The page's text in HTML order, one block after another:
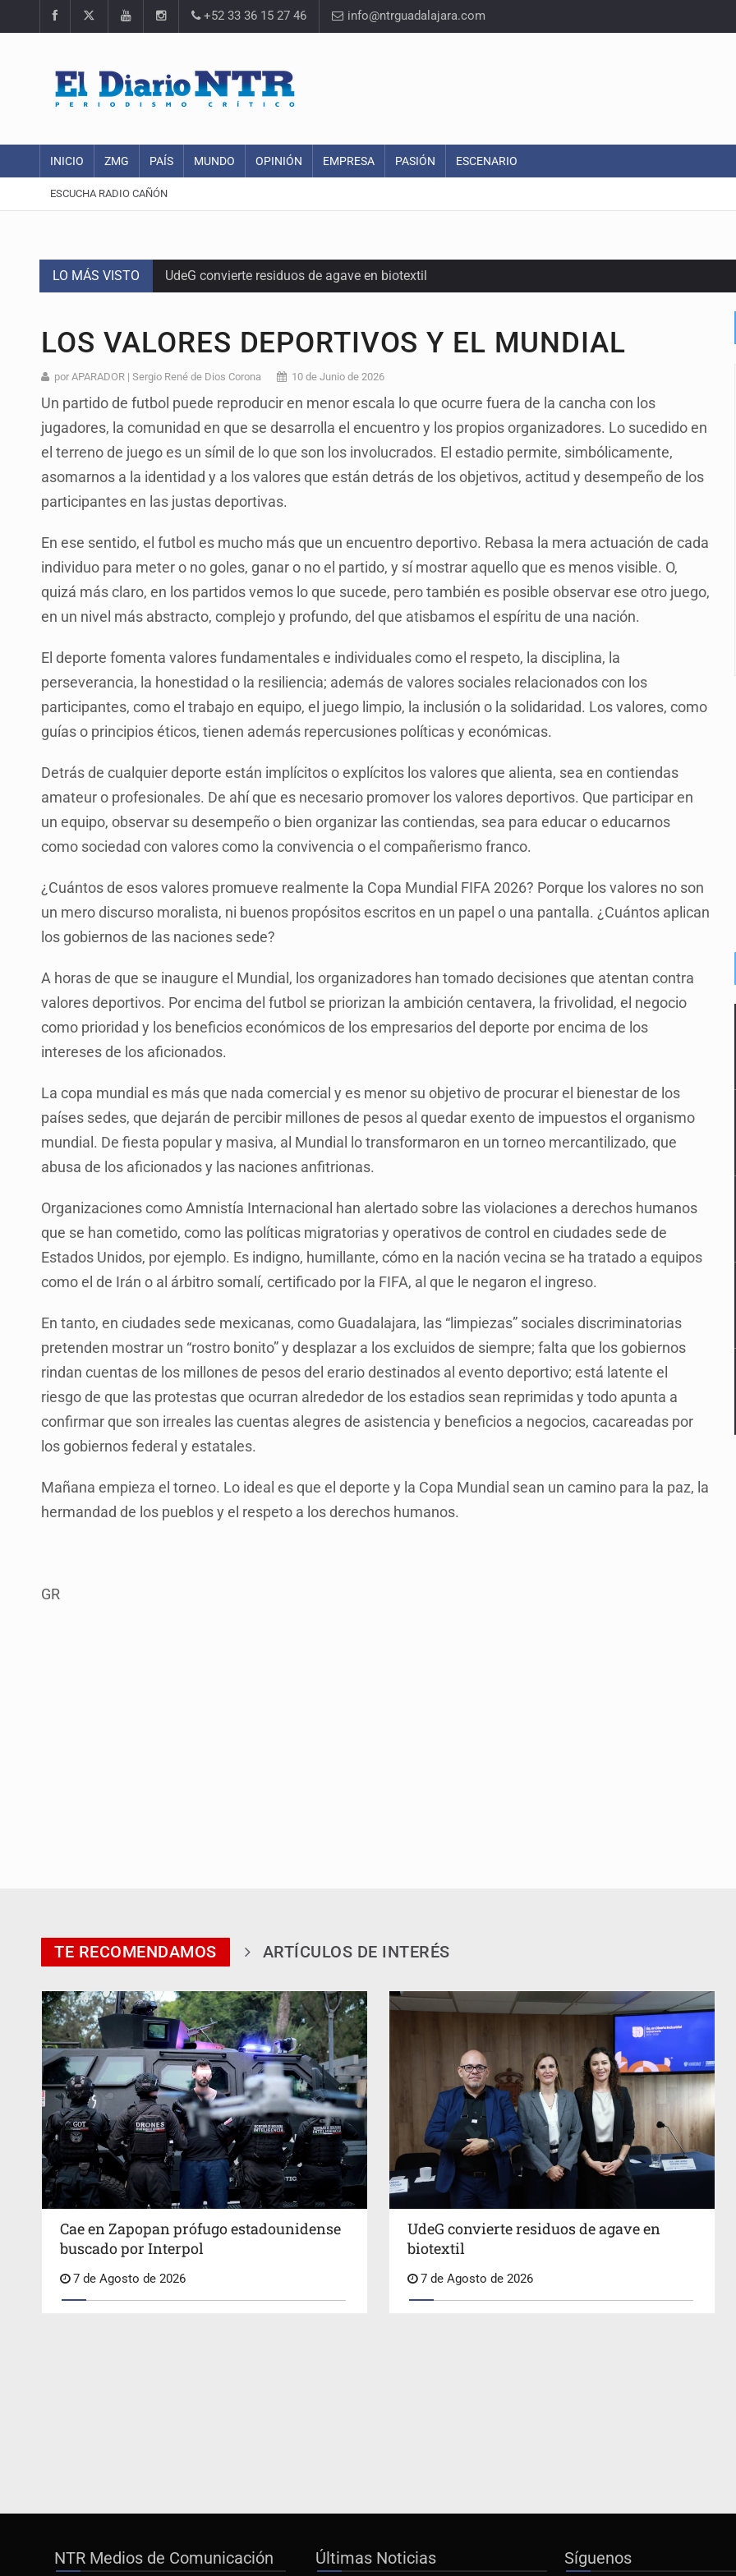
+52 33 36 15 27 46 info@ntrguadalajara.com
INICIO ZMG PAÍS MUNDO OPINIÓN EMPRESA PASIÓN ESCENARIO
ESCUCHA RADIO CAÑÓN
LO MÁS VISTO UdeG convierte residuos de agave en biotextil
Se recuperan ya de ciclosporiasis
SCJN ordena al Congreso de Jalisco eliminar la adopción simple
Fiscalía exhuma 126 cuerpos de 32 fosas
Al archivo la mitad de quejas contra el Siapa
Ya hay solicitud de audiencia de imputación en caso Eli Castro
Vecinos acusan retiro de árboles; Ijalvi niega tala
Buscan mantener tradiciones con Feria Corazón de Artesano
Cae en Zapopan prófugo estadounidense buscado por Interpol
LOS VALORES DEPORTIVOS Y EL MUNDIAL
por APARADOR | Sergio René de Dios Corona 10 de Junio de 2026
Un partido de futbol puede reproducir en menor escala lo que ocurre fuera de la cancha con los
jugadores, la comunidad en que se desarrolla el encuentro y los propios organizadores. Lo sucedido en
el terreno de juego es un símil de lo que son los involucrados. El estadio permite, simbólicamente,
asomarnos a la identidad y a los valores que están detrás de los objetivos, actitud y desempeño de los
participantes en las justas deportivas.
En ese sentido, el futbol es mucho más que un encuentro deportivo. Rebasa la mera actuación de cada
individuo para meter o no goles, ganar o no el partido, y sí mostrar aquello que es menos visible. O,
quizá más claro, en los partidos vemos lo que sucede, pero también es posible observar ese otro juego,
en un nivel más abstracto, complejo y profundo, del que atisbamos el espíritu de una nación.
El deporte fomenta valores fundamentales e individuales como el respeto, la disciplina, la
perseverancia, la honestidad o la resiliencia; además de valores sociales relacionados con los
participantes, como el trabajo en equipo, el juego limpio, la inclusión o la solidaridad. Los valores, como
guías o principios éticos, tienen además repercusiones políticas y económicas.
Detrás de cualquier deporte están implícitos o explícitos los valores que alienta, sea en contiendas
amateur o profesionales. De ahí que es necesario promover los valores deportivos. Que participar en
un equipo, observar su desempeño o bien organizar las contiendas, sea para educar o educarnos
como sociedad con valores como la convivencia o el compañerismo franco.
¿Cuántos de esos valores promueve realmente la Copa Mundial FIFA 2026? Porque los valores no son
un mero discurso moralista, ni buenos propósitos escritos en un papel o una pantalla. ¿Cuántos aplican
los gobiernos de las naciones sede?
A horas de que se inaugure el Mundial, los organizadores han tomado decisiones que atentan contra
valores deportivos. Por encima del futbol se priorizan la ambición centavera, la frivolidad, el negocio
como prioridad y los beneficios económicos de los empresarios del deporte por encima de los
intereses de los aficionados.
La copa mundial es más que nada comercial y es menor su objetivo de procurar el bienestar de los
países sedes, que dejarán de percibir millones de pesos al quedar exento de impuestos el organismo
mundial. De fiesta popular y masiva, al Mundial lo transformaron en un torneo mercantilizado, que
abusa de los aficionados y las naciones anfitrionas.
Organizaciones como Amnistía Internacional han alertado sobre las violaciones a derechos humanos
que se han cometido, como las políticas migratorias y operativos de control en ciudades sede de
Estados Unidos, por ejemplo. Es indigno, humillante, cómo en la nación vecina se ha tratado a equipos
como el de Irán o al árbitro somalí, certificado por la FIFA, al que le negaron el ingreso.
En tanto, en ciudades sede mexicanas, como Guadalajara, las “limpiezas” sociales discriminatorias
pretenden mostrar un “rostro bonito” y desplazar a los excluidos de siempre; falta que los gobiernos
rindan cuentas de los millones de pesos del erario destinados al evento deportivo; está latente el
riesgo de que las protestas que ocurran alrededor de los estadios sean reprimidas y todo apunta a
confirmar que son irreales las cuentas alegres de asistencia y beneficios a negocios, cacareadas por
los gobiernos federal y estatales.
Mañana empieza el torneo. Lo ideal es que el deporte y la Copa Mundial sean un camino para la paz, la
hermandad de los pueblos y el respeto a los derechos humanos.
GR
TE RECOMENDAMOS ARTÍCULOS DE INTERÉS
Cae en Zapopan prófugo estadounidense
buscado por Interpol
7 de Agosto de 2026
UdeG convierte residuos de agave en
biotextil
7 de Agosto de 2026
NTR Medios de Comunicación Últimas Noticias Síguenos